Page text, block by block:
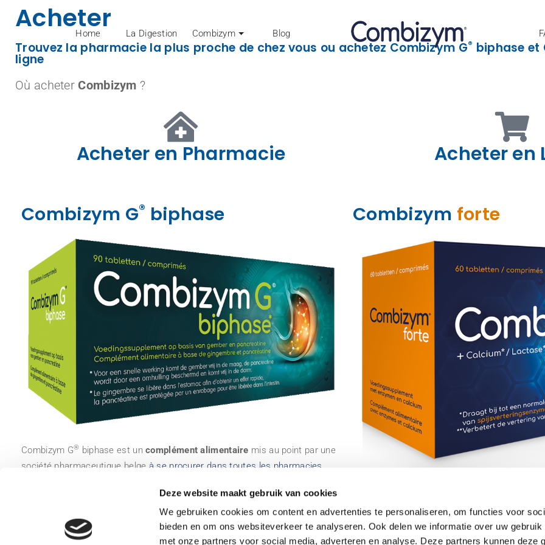
Deze website maakt gebruik van cookies
We gebruiken cookies om content en advertenties te personaliseren, om functies voor
bieden en om ons websiteverkeer te analyseren. Ook delen we informatie over uw
met onze partners voor social media, adverteren en analyse. Deze partners kunnen deze
Home La Digestion Combizym Blog
Acheter
Trouvez la pharmacie la plus proche de chez vous ou achetez Combizym G® biphase et
ligne
Où acheter Combizym ?
Acheter en Pharmacie Acheter en
Combizym G® biphase
Combizym G® biphase est uncomplément alimentaire mis au point par une
société pharmaceutique belge à se procurer dans toutes les pharmacies
Disponible en boîte de 15 ou de 90 comprimés.
Combizym forte
société pharmaceutique belgeà se procurer
sans prescription.